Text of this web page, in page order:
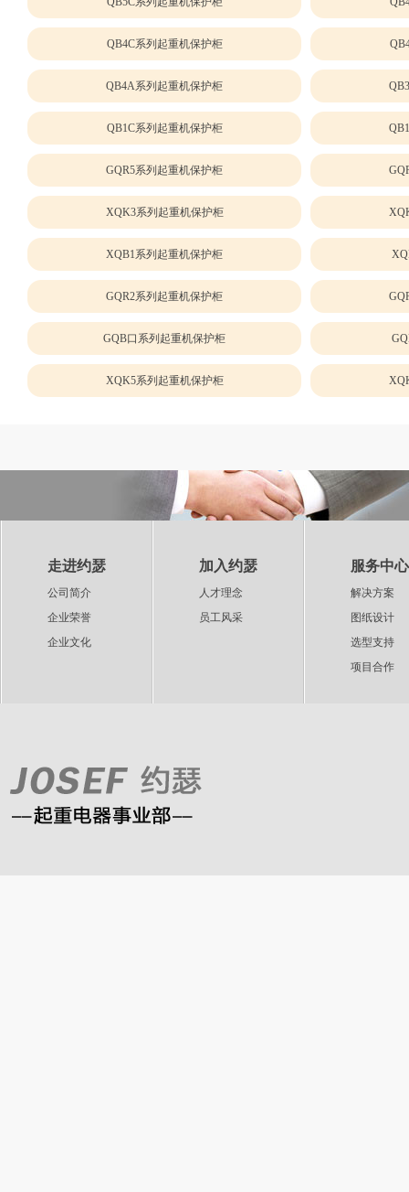
QB4C系列起重机保护柜
QB4A系列起重机保护柜
QB1C系列起重机保护柜
GQR5系列起重机保护柜
XQK3系列起重机保护柜
XQB1系列起重机保护柜
GQR2系列起重机保护柜
GQB口系列起重机保护柜
XQK5系列起重机保护柜
走进约瑟
公司简介
企业荣誉
企业文化
加入约瑟
人才理念
员工风采
服务中心
解决方案
图纸设计
选型支持
项目合作